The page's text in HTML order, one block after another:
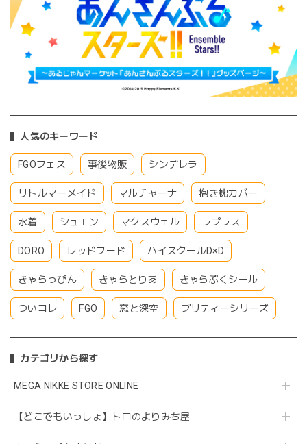
人気のキーワード
FGOフェス 事後物販 シンデレラ
リトルマーメイド マルチャーナ 抱き枕カバー
水着 シュエン マクスウェル ラプラス
DORO レッドフード ハイスクールD×D
きゃらっぴん きゃらとりあ きゃらぷくシール
ついコレ FGO 恋と深空 プリティーシリーズ
カテゴリから探す
MEGA NIKKE STORE ONLINE
【どこでもいっしょ】トロのよりみち屋